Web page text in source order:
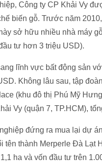
Công ty CP Khải Vy
biến gỗ. Trước năm
sở hữu nhiều nhà máy
tư hơn 3 triệu USD).
lĩnh vực bất động sản
. Không lâu sau, tập
(khu đô thị Phú Mỹ
Vy (quận 7, TP.HCM),
đứng ra mua lại dự
tên thành Merperle Đà Lạt
ha và vốn đầu tư trên